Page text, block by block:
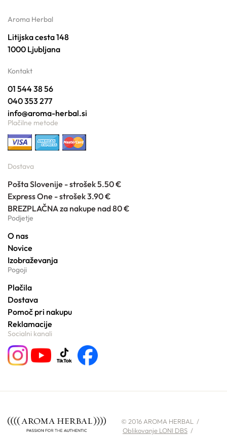
Aroma Herbal
Litijska cesta 148
1000 Ljubljana
Kontakt
01 544 38 56
040 353 277
info@aroma-herbal.si
Plačilne metode
Dostava
Pošta Slovenije - strošek 5.50 €
Express One - strošek 3.90 €
BREZPLAČNA za nakupe nad 80 €
Podjetje
O nas
Novice
Izobraževanja
Pogoji
Plačila
Dostava
Pomoč pri nakupu
Reklamacije
Socialni kanali
© 2016 AROMA HERBAL /
Oblikovanje LONI DBS /